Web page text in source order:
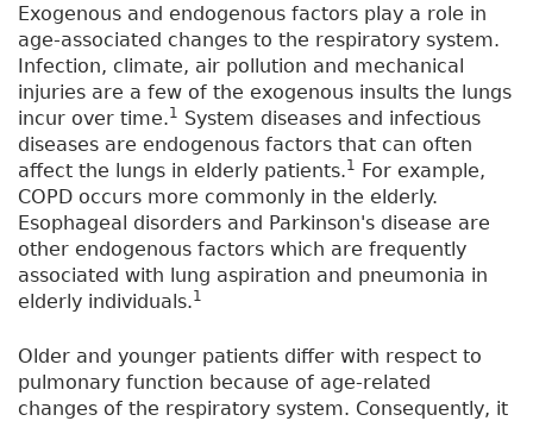
Exogenous and endogenous factors play a role in
age-associated changes to the respiratory system.
Infection, climate, air pollution and mechanical
injuries are a few of the exogenous insults the lungs
incur over time.1 System diseases and infectious
diseases are endogenous factors that can often
affect the lungs in elderly patients.1 For example,
COPD occurs more commonly in the elderly.
Esophageal disorders and Parkinson's disease are
other endogenous factors which are frequently
associated with lung aspiration and pneumonia in
elderly individuals.1
Older and younger patients differ with respect to
pulmonary function because of age-related
changes of the respiratory system. Consequently, it